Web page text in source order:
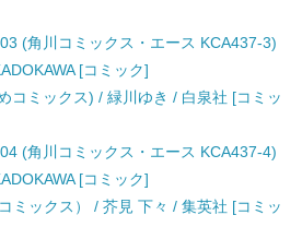
(角川コミックス・エース KCA437-3)
[コミック]
コミックス) / 緑川ゆき / 白泉社 [コミッ
(角川コミックス・エース KCA437-4)
[コミック]
ミックス） / 芥見 下々 / 集英社 [コミッ